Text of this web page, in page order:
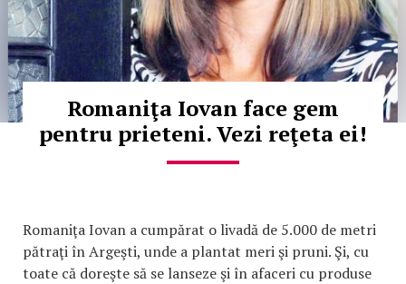
Romaniţa Iovan face gem
pentru prieteni. Vezi reţeta ei!
Romaniţa Iovan a cumpărat o livadă de 5.000 de metri
pătraţi în Argeşti, unde a plantat meri şi pruni. Şi, cu
toate că doreşte să se lanseze şi în afaceri cu produse